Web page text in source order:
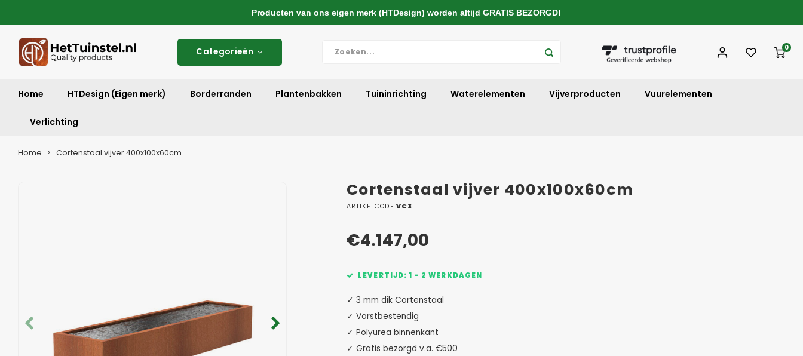
Categorieën 0
Home HTDesign (Eigen merk) Borderranden Plantenbakken Tuininrichting Waterelementen Vijverproducten Vuurelementen
Verlichting
Home Cortenstaal vijver 400x100x60cm
Cortenstaal vijver 400x100x60cm
ARTIKELCODE VC3
€4.147,00
LEVERTIJD: 1 - 2 WERKDAGEN
✓ 3 mm dik Cortenstaal
✓ Vorstbestendig
✓ Polyurea binnenkant
✓ Gratis bezorgd v.a. €500
Producten van ons eigen merk (HTDesign) worden altijd GRATIS BEZORGD!